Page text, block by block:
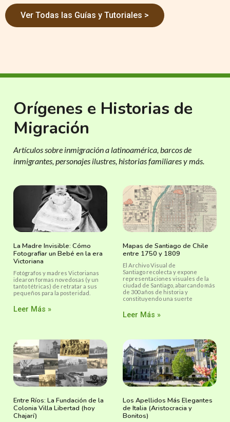
Ver Todas las Guías y Tutoriales >
Orígenes e Historias de
Migración
Artículos sobre inmigración a latinoamérica, barcos de
inmigrantes, personajes ilustres, historias familiares y más.
La Madre Invisible: Cómo
Fotografiar un Bebé en la era
Victoriana
Fotógrafos y madres Victorianas
idearon formas novedosas (y un
tanto tétricas) de retratar a sus
pequeños para la posteridad.
Leer Más »
Mapas de Santiago de Chile
entre 1750 y 1809
El Archivo Visual de
Santiago recolecta y expone
representaciones visuales de la
ciudad de Santiago, abarcando más
de 300 años de historia y
constituyendo una suerte
Leer Más »
Entre Ríos: La Fundación de la
Colonia Villa Libertad (hoy
Chajarí)
Los Apellidos Más Elegantes
de Italia (Aristocracia y
Bonitos)